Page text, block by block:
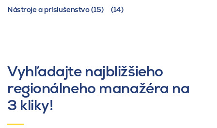
Nástroje a príslušenstvo (15) (14)
Vyhľadajte najbližšieho
regionálneho manažéra na
3 kliky!